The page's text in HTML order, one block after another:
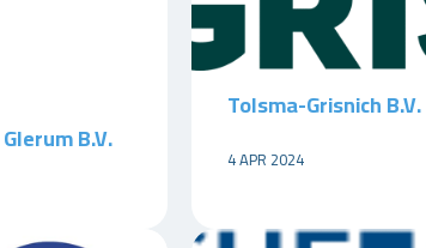
B.V.
Tolsma-Grisnich B.V.
4 APR 2024